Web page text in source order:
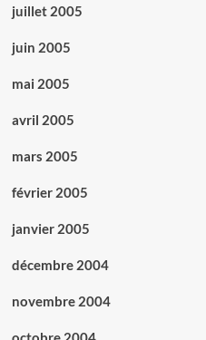
juillet 2005
juin 2005
mai 2005
avril 2005
mars 2005
février 2005
janvier 2005
décembre 2004
novembre 2004